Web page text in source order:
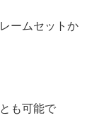
ームセットか
も可能で